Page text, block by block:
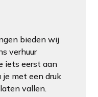
bieden wij
verhuur
iets eerst aan
met een druk
vallen.